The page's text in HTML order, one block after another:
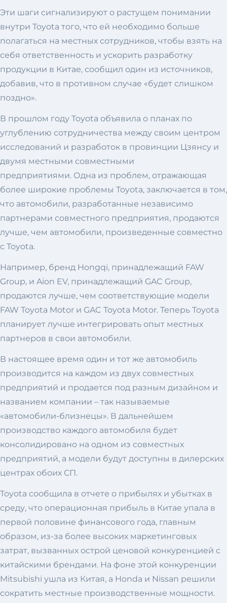
Эти шаги сигнализируют о растущем понимании
внутри Toyota того, что ей необходимо больше
полагаться на местных сотрудников, чтобы взять на
себя ответственность и ускорить разработку
продукции в Китае, сообщил один из источников,
добавив, что в противном случае «будет слишком
поздно».
В прошлом году Toyota объявила о планах по
углублению сотрудничества между своим центром
исследований и разработок в провинции Цзянсу и
двумя местными совместными
предприятиями. Одна из проблем, отражающая
более широкие проблемы Toyota, заключается в том,
что автомобили, разработанные независимо
партнерами совместного предприятия, продаются
лучше, чем автомобили, произведенные совместно
с Toyota.
Например, бренд Hongqi, принадлежащий FAW
Group, и Aion EV, принадлежащий GAC Group,
продаются лучше, чем соответствующие модели
FAW Toyota Motor и GAC Toyota Motor. Теперь Toyota
планирует лучше интегрировать опыт местных
партнеров в свои автомобили.
В настоящее время один и тот же автомобиль
производится на каждом из двух совместных
предприятий и продается под разным дизайном и
названием компании – так называемые
«автомобили-близнецы». В дальнейшем
производство каждого автомобиля будет
консолидировано на одном из совместных
предприятий, а модели будут доступны в дилерских
центрах обоих СП.
Toyota сообщила в отчете о прибылях и убытках в
среду, что операционная прибыль в Китае упала в
первой половине финансового года, главным
образом, из-за более высоких маркетинговых
затрат, вызванных острой ценовой конкуренцией с
китайскими брендами. На фоне этой конкуренции
Mitsubishi ушла из Китая, а Honda и Nissan решили
сократить местные производственные мощности.